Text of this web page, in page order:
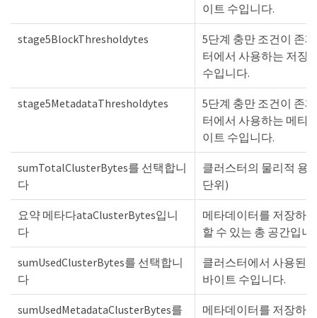
이트 수입니다.
stage5BlockThresholdytes
5단계 충만 조건이 존
터에서 사용하는 저장
수입니다.
stage5MetadataThresholdytes
5단계 충만 조건이 존
터에서 사용하는 메타
이트 수입니다.
sumTotalClusterBytes를 선택합니
다
클러스터의 물리적 용
단위)
요약 메타다ataClusterBytes입니
다
메타데이터를 저장하
할 수 있는 총 공간입니
sumUsedClusterBytes를 선택합니
다
클러스터에서 사용된
바이트 수입니다.
sumUsedMetadataClusterBytes를
메타데이터를 저장하